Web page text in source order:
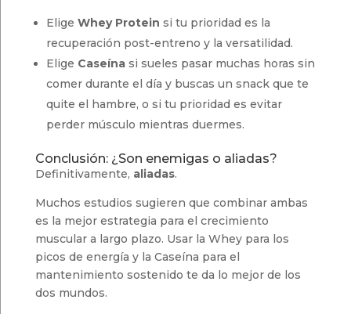
Elige Whey Protein si tu prioridad es la
recuperación post-entreno y la versatilidad.
Elige Caseínasi sueles pasar muchas horas sin
comer durante el día y buscas un snack que te
quite el hambre, o si tu prioridad es evitar
perder músculo mientras duermes.
Conclusión: ¿Son enemigas o aliadas?
Definitivamente, aliadas.
Muchos estudios sugieren que combinar ambas
es la mejor estrategia para el crecimiento
muscular a largo plazo. Usar la Whey para los
picos de energía y la Caseína para el
mantenimiento sostenido te da lo mejor de los
dos mundos.